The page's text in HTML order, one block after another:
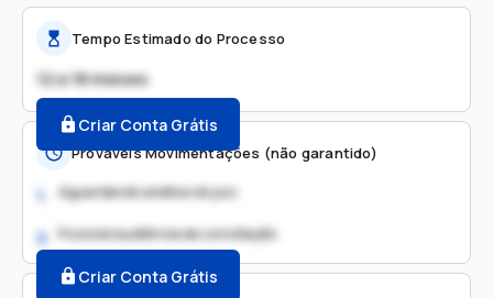
Tempo Estimado do Processo
12 a 18 meses
Criar Conta Grátis
Prováveis Movimentações (não garantido)
1. Aguardando análise do juiz
2. Possível audiência de conciliação
Criar Conta Grátis